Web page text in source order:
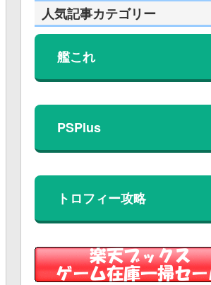
人気記事カテゴリー
艦これ
PSPlus
トロフィー攻略